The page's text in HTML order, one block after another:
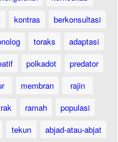
kontras
berkonsultasi
toraks
adaptasi
polkadot
predator
membran
rajin
ramah
populasi
tekun
abjad-atau-abjat